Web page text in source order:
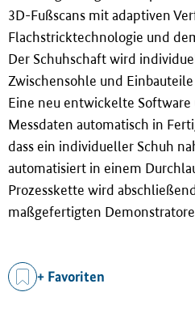
3D-Fußscans mit adaptiven
Flachstricktechnologie und
Der Schuhschaft wird
Zwischensohle und
Eine neu entwickelte
Messdaten automatisch in
dass ein individueller Schuh
automatisiert in einem
Prozesskette wird abschließ
maßgefertigten
+ Favoriten